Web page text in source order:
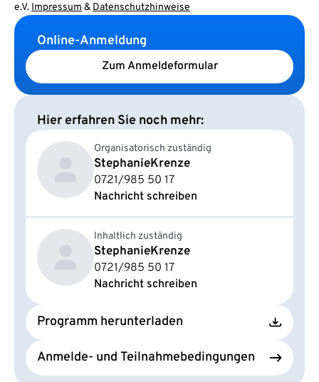
e.V. Impressum & Datenschutzhinweise
Online-Anmeldung
Zum Anmeldeformular
Hier erfahren Sie noch mehr:
Organisatorisch zuständig
StephanieKrenze
0721/985 50 17
Nachricht schreiben
Inhaltlich zuständig
StephanieKrenze
0721/985 50 17
Nachricht schreiben
Programm herunterladen
Anmelde- und Teilnahmebedingungen